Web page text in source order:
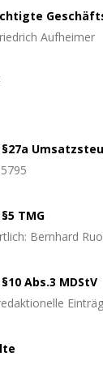
Aufheimer
TMG
Bernhard
Abs.3 MDStV